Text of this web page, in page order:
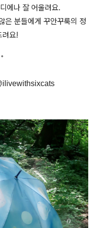
에나 잘 어울려요.
은 분들에게 꾸안꾸룩의 정
려요!